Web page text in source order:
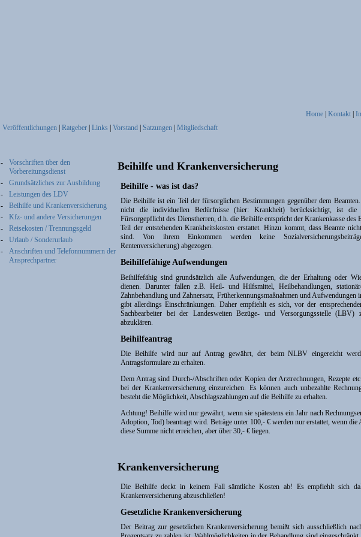
Home Kontakt
Veröffentlichungen Ratgeber Links Vorstand Satzungen Mitgliedschaft
-
Vorschriften über den
Vorbereitungsdienst
-
Grundsätzliches zur Ausbildung
-
Leistungen des LDV
-
Beihilfe und Krankenversicherung
-
Kfz- und andere Versicherungen
-
Reisekosten / Trennungsgeld
-
Urlaub / Sonderurlaub
-
Anschriften und Telefonnummern der
Ansprechpartner
Beihilfe und Krankenversicherung
Beihilfe - was ist das?
Die Beihilfe ist ein Teil der fürsorglichen Bestimmungen gegenüber dem
nicht die individuellen Bedürfnisse (hier: Krankheit) berücksichtigt, ist die
Fürsorgepflicht des Dienstherren, d.h. die Beihilfe entspricht der Krankenkasse des
Teil der entstehenden Krankheitskosten erstattet. Hinzu kommt, dass Beamte
sind. Von ihrem Einkommen werden keine
Rentenversicherung) abgezogen.
Beihilfefähige Aufwendungen
Beihilfefähig sind grundsätzlich alle Aufwendungen, die der Erhaltung oder
dienen. Darunter fallen z.B. Heil- und Hilfsmittel, Heilbehandlungen,
Zahnbehandlung und Zahnersatz, Früherkennungsmaßnahmen und Aufwendungen
gibt allerdings Einschränkungen. Daher empfiehlt es sich, vor der
Sachbearbeiter bei der Landesweiten Bezüge- und Versorgungsstelle
abzuklären.
Beihilfeantrag
Die Beihilfe wird nur auf Antrag gewährt, der beim NLBV eingereicht
Antragsformulare zu erhalten.
Dem Antrag sind Durch-/Abschriften oder Kopien der Arztrechnungen, Rezepte
bei der Krankenversicherung einzureichen. Es können auch unbezahlte
besteht die Möglichkeit, Abschlagszahlungen auf die Beihilfe zu erhalten.
Achtung! Beihilfe wird nur gewährt, wenn sie spätestens ein Jahr nach
Adoption, Tod) beantragt wird. Beträge unter 100,- € werden nur erstattet, wenn
diese Summe nicht erreichen, aber über 30,- € liegen.
Krankenversicherung
Die Beihilfe deckt in keinem Fall sämtliche Kosten ab! Es empfiehlt sich
Krankenversicherung abzuschließen!
Gesetzliche Krankenversicherung
Der Beitrag zur gesetzlichen Krankenversicherung bemißt sich ausschließlich